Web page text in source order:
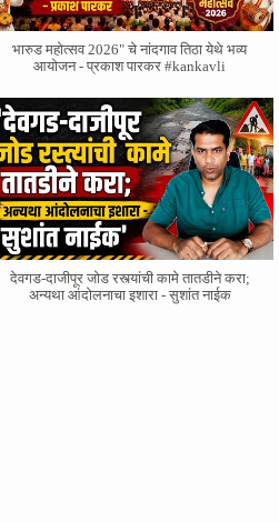
भारुड महोत्सव 2026" चे नांदगाव तिठा येथे भव्य
आयोजन - प्रकाश पारकर #kankavli
देवगड-दाजीपूर जोड रस्त्यांची कामे तातडीने करा;
अन्यथा आंदोलनाचा इशारा - सुशांत नाईक